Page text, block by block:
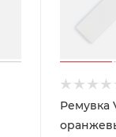
Ремувка